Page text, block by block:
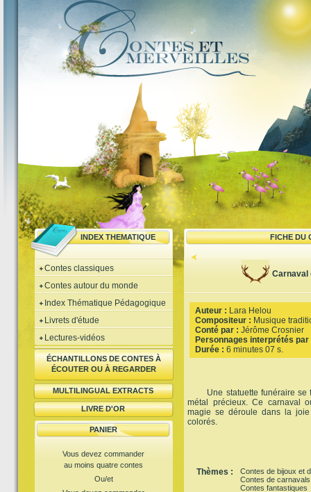
INDEX THEMATIQUE FICHE DU
Contes classiques
Contes autour du monde
Index Thématique Pédagogique
Livrets d'étude
Lectures-vidéos
ÉCHANTILLONS DE CONTES À
ÉCOUTER OU À REGARDER
MULTILINGUAL EXTRACTS
LIVRE D'OR
PANIER
Vous devez commander
au moins quatre contes
Ou/et
Carnaval
Auteur : Lara Helou
Compositeur : Musique
Conté par : Jérôme Crosnier
Personnages interprétés par
Durée : 6 minutes 07 s.
Une statuette funéraire se
métal précieux. Ce carnaval
magie se déroule dans la
colorés.
Thèmes :
Contes de bijoux et
Contes de carnavals
Contes fantastiques